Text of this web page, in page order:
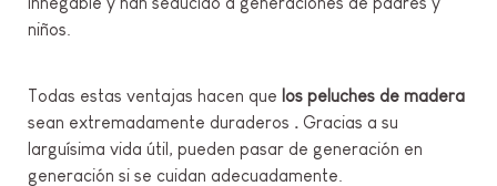
niños.
Todas estas ventajas hacen que los peluches de madera
sean extremadamente duraderos . Gracias a su
larguísima vida útil, pueden pasar de generación en
generación si se cuidan adecuadamente.